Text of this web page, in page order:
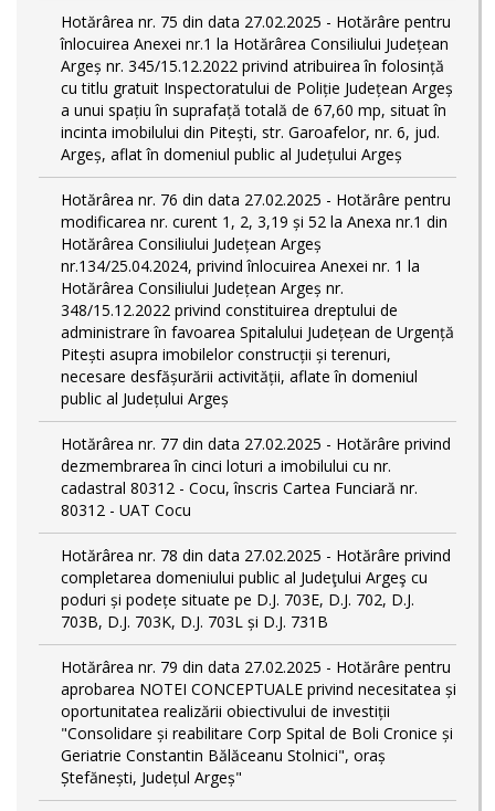
Hotărârea nr. 75 din data 27.02.2025 - Hotărâre pentru
înlocuirea Anexei nr.1 la Hotărârea Consiliului Județean
Argeș nr. 345/15.12.2022 privind atribuirea în folosință
cu titlu gratuit Inspectoratului de Poliție Județean Argeș
a unui spațiu în suprafață totală de 67,60 mp, situat în
incinta imobilului din Pitești, str. Garoafelor, nr. 6, jud.
Argeș, aflat în domeniul public al Județului Argeș
Hotărârea nr. 76 din data 27.02.2025 - Hotărâre pentru
modificarea nr. curent 1, 2, 3,19 și 52 la Anexa nr.1 din
Hotărârea Consiliului Județean Argeș
nr.134/25.04.2024, privind înlocuirea Anexei nr. 1 la
Hotărârea Consiliului Județean Argeș nr.
348/15.12.2022 privind constituirea dreptului de
administrare în favoarea Spitalului Județean de Urgență
Pitești asupra imobilelor construcții și terenuri,
necesare desfășurării activității, aflate în domeniul
public al Județului Argeș
Hotărârea nr. 77 din data 27.02.2025 - Hotărâre privind
dezmembrarea în cinci loturi a imobilului cu nr.
cadastral 80312 - Cocu, înscris Cartea Funciară nr.
80312 - UAT Cocu
Hotărârea nr. 78 din data 27.02.2025 - Hotărâre privind
completarea domeniului public al Judeţului Argeş cu
poduri și podețe situate pe D.J. 703E, D.J. 702, D.J.
703B, D.J. 703K, D.J. 703L și D.J. 731B
Hotărârea nr. 79 din data 27.02.2025 - Hotărâre pentru
aprobarea NOTEI CONCEPTUALE privind necesitatea și
oportunitatea realizării obiectivului de investiții
"Consolidare și reabilitare Corp Spital de Boli Cronice și
Geriatrie Constantin Bălăceanu Stolnici", oraș
Ștefănești, Județul Argeș"